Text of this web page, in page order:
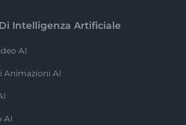
Intelligenza Artificiale
AI
Animazioni AI
AI